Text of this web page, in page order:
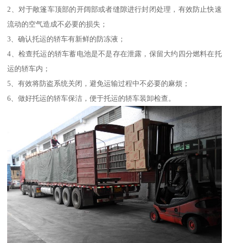
2、对于敞篷车顶部的开阔部或者缝隙进行封闭处理，有效防止快速
流动的空气造成不必要的损失；
3、确认托运的轿车有新鲜的防冻液；
4、检查托运的轿车蓄电池是不是存在泄露，保留大约四分燃料在托
运的轿车内；
5、有效将防盗系统关闭，避免运输过程中不必要的麻烦；
6、做好托运的轿车保洁，便于托运的轿车装卸检查。